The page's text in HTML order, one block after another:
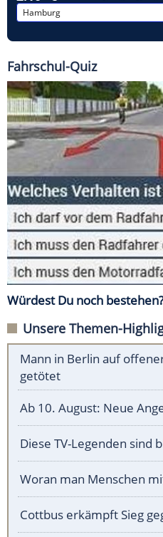
Fahrschul-Quiz
Würdest Du noch bestehen?
Unsere Themen-
Mann in Berlin auf
getötet
Ab 10. August: Neue
Diese TV-Legenden sind
Woran man Menschen
Cottbus erkämpft Sieg